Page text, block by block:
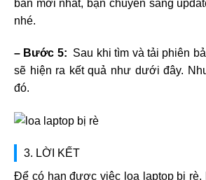
bản mới nhất, bạn chuyển sang
nhé.
– Bước 5: Sau khi tìm và tải phiên
sẽ hiện ra kết quả như dưới đây.
đó.
3. LỜI KẾT
Để có hạn được việc loa laptop bị rè,